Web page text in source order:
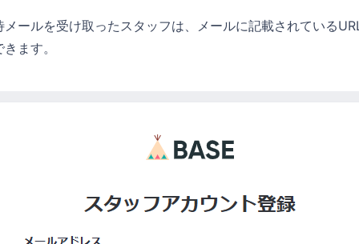
メールを受け取ったスタッフは、メールに記載されている
ます。